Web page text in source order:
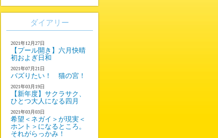
ダイアリー
2021年12月27日
【プール開き】六月快晴
初およぎ日和
2021年07月21日
バズりたい！ 猫の宮！
2021年03月19日
【新年度】サクラサク、
ひとつ大人になる四月
2021年03月03日
希望＜ネガイ＞が現実＜
ホント＞になるところ。
それがらっかみ！